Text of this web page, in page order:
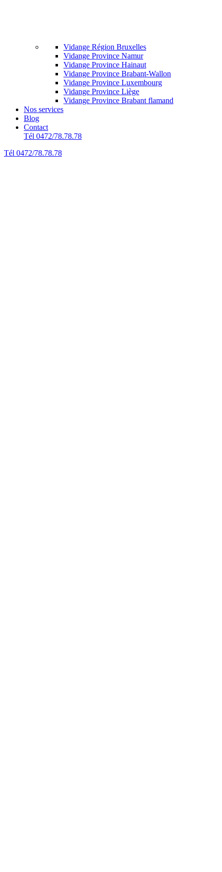
Vidange Région Bruxelles
Vidange Province Namur
Vidange Province Hainaut
Vidange Province Brabant-Wallon
Vidange Province Luxembourg
Vidange Province Liège
Vidange Province Brabant flamand
Nos services
Blog
Contact
Tél 0472/78.78.78
Tél 0472/78.78.78